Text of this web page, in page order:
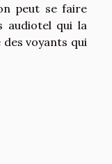
peut se faire
audiotel qui la
voyants qui